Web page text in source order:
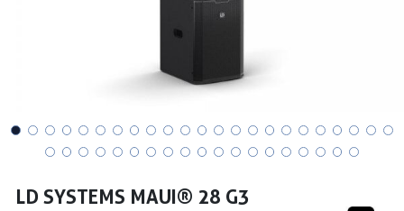
LD SYSTEMS MAUI® 28 G3